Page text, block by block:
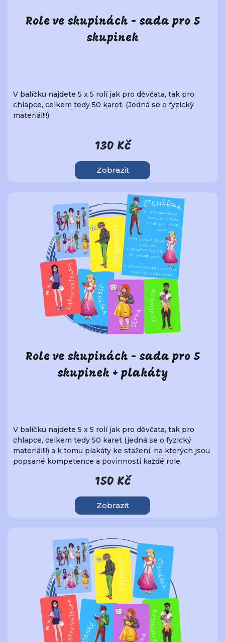
Role ve skupinách - sada pro 5
skupinek
V balíčku najdete 5 x 5 rolí jak pro děvčata, tak pro
chlapce, celkem tedy 50 karet. (Jedná se o fyzický
materiál!!!)
130 Kč
Zobrazit
Role ve skupinách - sada pro 5
skupinek + plakáty
V balíčku najdete 5 x 5 rolí jak pro děvčata, tak pro
chlapce, celkem tedy 50 karet (jedná se o fyzický
materiál!!!) a k tomu plakáty ke stažení, na kterých jsou
popsané kompetence a povinnosti každé role.
150 Kč
Zobrazit